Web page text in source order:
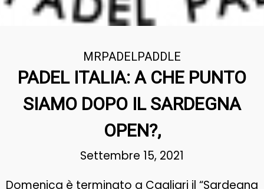
MRPADELPADDLE
PADEL ITALIA: A CHE PUNTO
SIAMO DOPO IL SARDEGNA
OPEN?,
Settembre 15, 2021
Domenica è terminato a Cagliari il “Sardegna